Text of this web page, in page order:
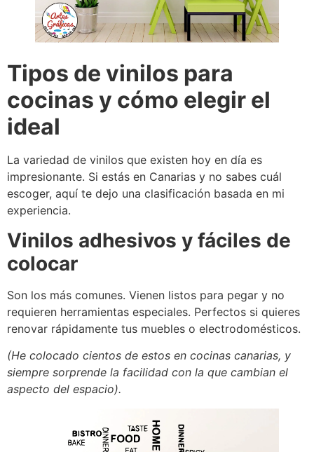
Tipos de vinilos para
cocinas y cómo elegir el
ideal
La variedad de vinilos que existen hoy en día es
impresionante. Si estás en Canarias y no sabes cuál
escoger, aquí te dejo una clasificación basada en mi
experiencia.
Vinilos adhesivos y fáciles de
colocar
Son los más comunes. Vienen listos para pegar y no
requieren herramientas especiales. Perfectos si quieres
renovar rápidamente tus muebles o electrodomésticos.
(He colocado cientos de estos en cocinas canarias, y
siempre sorprende la facilidad con la que cambian el
aspecto del espacio).